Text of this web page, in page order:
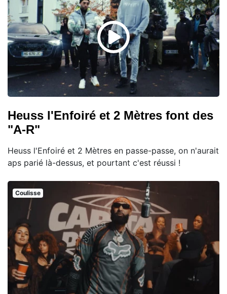
Heuss l'Enfoiré et 2 Mètres font des
"A-R"
Heuss l'Enfoiré et 2 Mètres en passe-passe, on n'aurait
aps parié là-dessus, et pourtant c'est réussi !
Coulisse